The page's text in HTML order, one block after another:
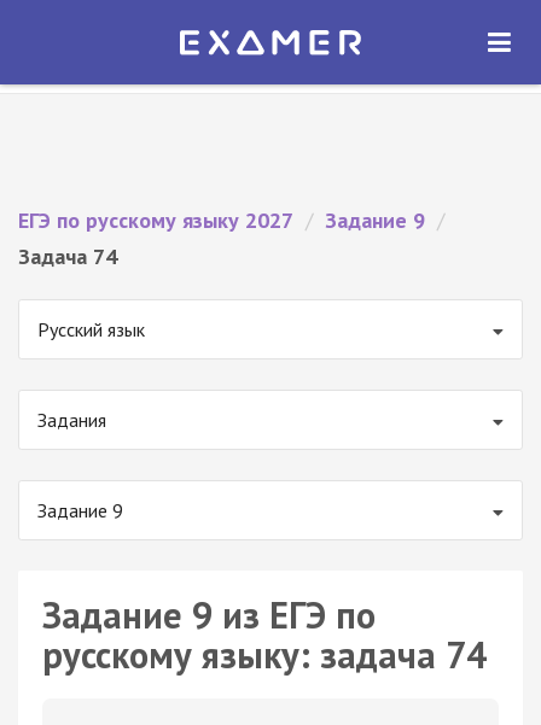
Экзамер — ЕГЭ 2027
ОТКРЫТЬ
ЕГЭ по русскому языку 2027 / Задание 9 /
Задача 74
Русский язык
Задания
Задание 9
Задание 9 из ЕГЭ по
русскому языку: задача 74